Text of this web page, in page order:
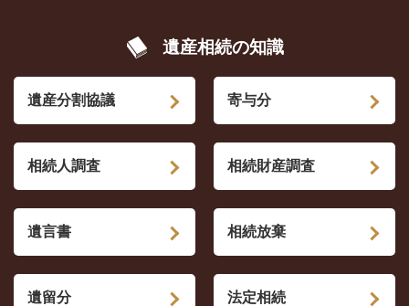
遺産相続の知識
遺産分割協議 寄与分
相続人調査 相続財産調査
遺言書 相続放棄
遺留分 法定相続